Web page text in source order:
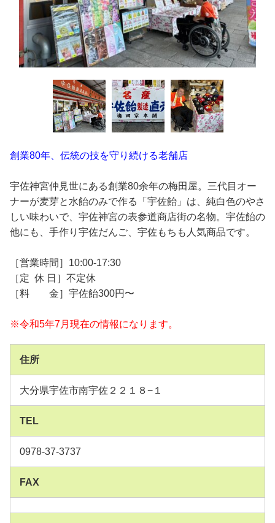
創業80年、伝統の技を守り続ける老舗店
宇佐神宮仲見世にある創業80余年の梅田屋。三代目オー
ナーが麦芽と水飴のみで作る「宇佐飴」は、純白色のやさ
しい味わいで、宇佐神宮の表参道商店街の名物。宇佐飴の
他にも、手作り宇佐だんご、宇佐もちも人気商品です。
［営業時間］10:00-17:30
［定 休 日］不定休
［料 金］宇佐飴300円〜
※令和5年7月現在の情報になります。
住所
大分県宇佐市南宇佐２２１８−１
TEL
0978-37-3737
FAX